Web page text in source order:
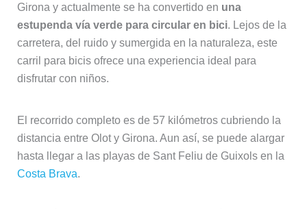
Girona y actualmente se ha convertido en una
estupenda vía verde para circular en bici. Lejos de la
carretera, del ruido y sumergida en la naturaleza, este
carril para bicis ofrece una experiencia ideal para
disfrutar con niños.
El recorrido completo es de 57 kilómetros cubriendo la
distancia entre Olot y Girona. Aun así, se puede alargar
hasta llegar a las playas de Sant Feliu de Guixols en la
Costa Brava.